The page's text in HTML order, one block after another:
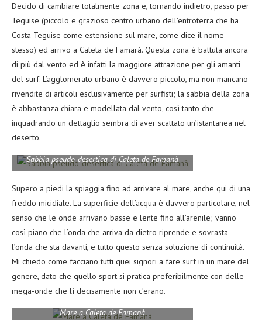
Decido di cambiare totalmente zona e, tornando indietro, passo per
Teguise (piccolo e grazioso centro urbano dell’entroterra che ha
Costa Teguise come estensione sul mare, come dice il nome
stesso) ed arrivo a Caleta de Famarà. Questa zona è battuta ancora
di più dal vento ed è infatti la maggiore attrazione per gli amanti
del surf. L’agglomerato urbano è davvero piccolo, ma non mancano
rivendite di articoli esclusivamente per surfisti; la sabbia della zona
è abbastanza chiara e modellata dal vento, così tanto che
inquadrando un dettaglio sembra di aver scattato un’istantanea nel
deserto.
Sabbia pseudo-desertica di Caleta de Famanà
Supero a piedi la spiaggia fino ad arrivare al mare, anche qui di una
freddo micidiale. La superficie dell’acqua è davvero particolare, nel
senso che le onde arrivano basse e lente fino all’arenile; vanno
così piano che l’onda che arriva da dietro riprende e sovrasta
l’onda che sta davanti, e tutto questo senza soluzione di continuità.
Mi chiedo come facciano tutti quei signori a fare surf in un mare del
genere, dato che quello sport si pratica preferibilmente con delle
mega-onde che lì decisamente non c’erano.
Mare a Caleta de Famanà